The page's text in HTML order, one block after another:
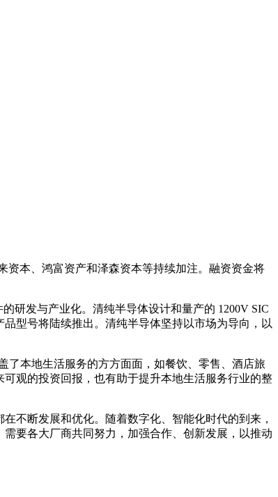
本、鸿富资产和泽森资本等持续加注。融资资金将
研发与产业化。清纯半导体设计和量产的 1200V SIC
型号将陆续推出。清纯半导体坚持以市场为导向，以
本地生活服务的方方面面，如餐饮、零售、酒店旅
观的投资回报，也有助于提升本地生活服务行业的整
断发展和优化。随着数字化、智能化时代的到来，
要各大厂商共同努力，加强合作、创新发展，以推动